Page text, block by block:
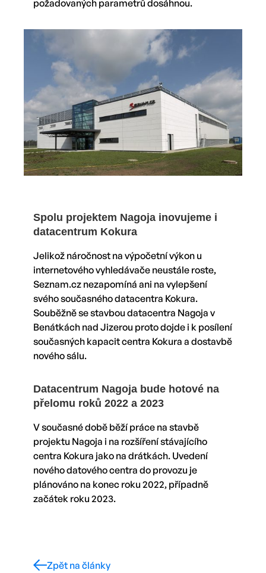
požadovaných parametrů dosáhnou.
Spolu projektem Nagoja inovujeme i
datacentrum Kokura
Jelikož náročnost na výpočetní výkon u
internetového vyhledávače neustále roste,
Seznam.cz nezapomíná ani na vylepšení
svého současného datacentra Kokura.
Souběžně se stavbou datacentra Nagoja v
Benátkách nad Jizerou proto dojde i k posílení
současných kapacit centra Kokura a dostavbě
nového sálu.
Datacentrum Nagoja bude hotové na
přelomu roků 2022 a 2023
V současné době běží práce na stavbě
projektu Nagoja i na rozšíření stávajícího
centra Kokura jako na drátkách. Uvedení
nového datového centra do provozu je
plánováno na konec roku 2022, případně
začátek roku 2023.
Zpět na články